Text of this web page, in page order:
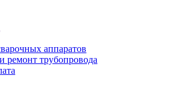
аппаратов
ремонт трубопровода